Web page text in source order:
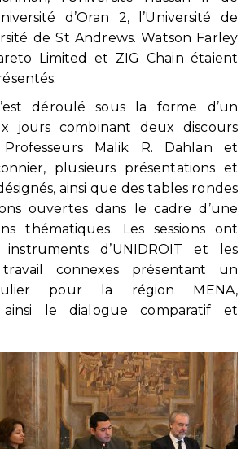
d’Oran 2, l’Université de
de St Andrews. Watson Farley
Limited et ZIG Chain étaient
déroulé sous la forme d’un
jours combinant deux discours
Professeurs Malik R. Dahlan et
plusieurs présentations et
ainsi que des tables rondes
ouvertes dans le cadre d’une
thématiques. Les sessions ont
d’UNIDROIT et les
connexes présentant un
pour la région MENA,
ainsi le dialogue comparatif et